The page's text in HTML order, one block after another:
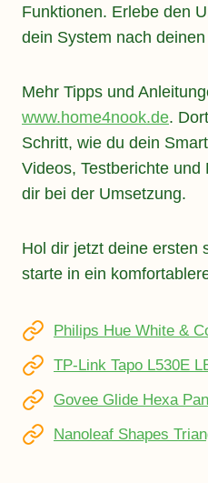
Funktionen. Erlebe den
dein System nach
Mehr Tipps und
www.home4nook.de.
Schritt, wie du dein
Videos, Testberichte und
dir bei der Umsetzung.
Hol dir jetzt deine ersten
starte in ein
Philips Hue White &
TP-Link Tapo L530E
Govee Glide Hexa
Nanoleaf Shapes